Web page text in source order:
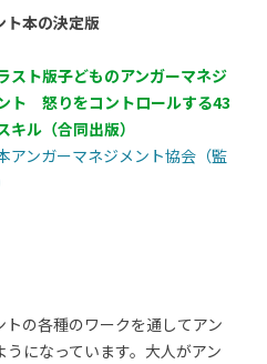
ト本の決定版
スト版子どものアンガーマネジ
ト 怒りをコントロールする43
キル（合同出版）
アンガーマネジメント協会（監
の各種のワークを通してアン
になっています。大人がアン